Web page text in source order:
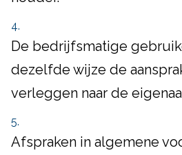
De bedrijfsmatige
dezelfde wijze de
verleggen naar de
Afspraken in algemene